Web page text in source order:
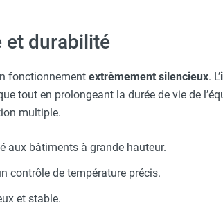
et durabilité
fonctionnement extrêmement silencieux. L’
tout en prolongeant la durée de vie de
multiple.
aux bâtiments à grande hauteur.
contrôle de température précis.
et stable.